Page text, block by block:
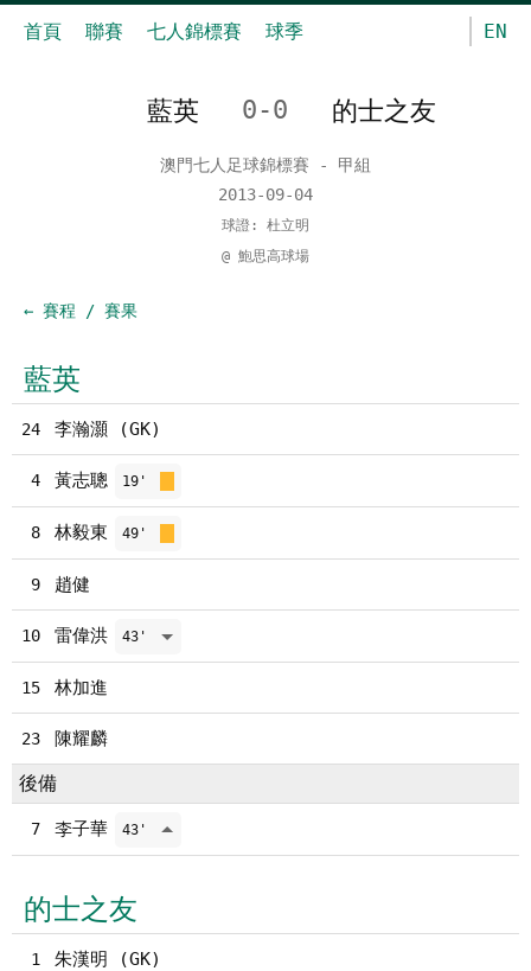
首頁 聯賽 七人錦標賽 球季 EN
藍英 0-0 的士之友
澳門七人足球錦標賽 - 甲組
2013-09-04
球證: 杜立明
@ 鮑思高球場
← 賽程 / 賽果
藍英
24 李瀚灝 (GK)
4 黃志聰 19'
8 林毅東 49'
9 趙健
10 雷偉洪 43'
15 林加進
23 陳耀麟
後備
7 李子華 43'
的士之友
1 朱漢明 (GK)